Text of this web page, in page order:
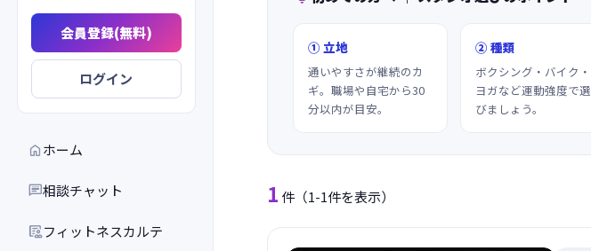
会員登録(無料)
ログイン
ホーム
相談チャット
フィットネスカルテ
① 立地
通いやすさが継続のカ
ギ。職場や自宅から30
分以内が目安。
② 種類
ボクシング・バイク・
ヨガなど運動強度で選
びましょう。
1 件（1-1件を表示）